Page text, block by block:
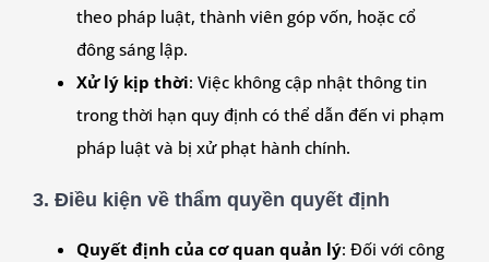
theo pháp luật, thành viên góp vốn, hoặc cổ
đông sáng lập.
Xử lý kịp thời: Việc không cập nhật thông tin
trong thời hạn quy định có thể dẫn đến vi phạm
pháp luật và bị xử phạt hành chính.
3. Điều kiện về thẩm quyền quyết định
Quyết định của cơ quan quản lý: Đối với công